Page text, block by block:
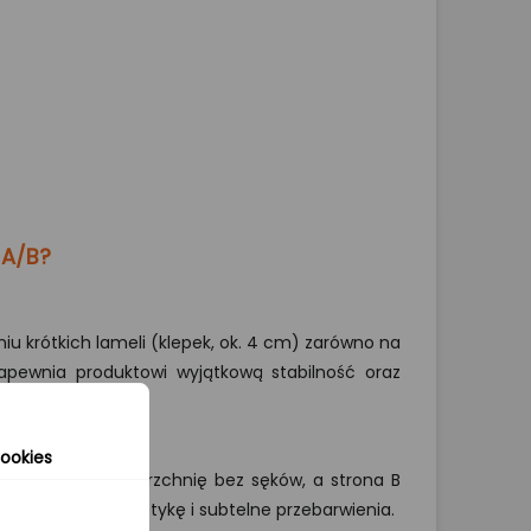
B?
krótkich lameli (klepek, ok. 4 cm) zarówno na
produktowi wyjątkową stabilność oraz
powierzchnię bez sęków, a strona B
kolorystykę i subtelne przebarwienia.